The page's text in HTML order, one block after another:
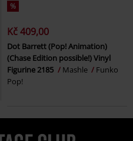
%
Kč 409,00
Dot Barrett (Pop! Animation)
(Chase Edition possible!) Vinyl
Figurine 2185
Mashle
Funko
Pop!